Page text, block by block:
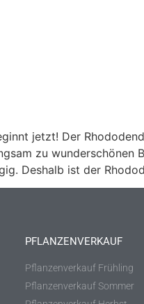
jetzt! Der
zu
Deshalb ist der
PFLANZENVERKAUF
Pflanzenverkauf Frühling
Pflanzenverkauf Sommer